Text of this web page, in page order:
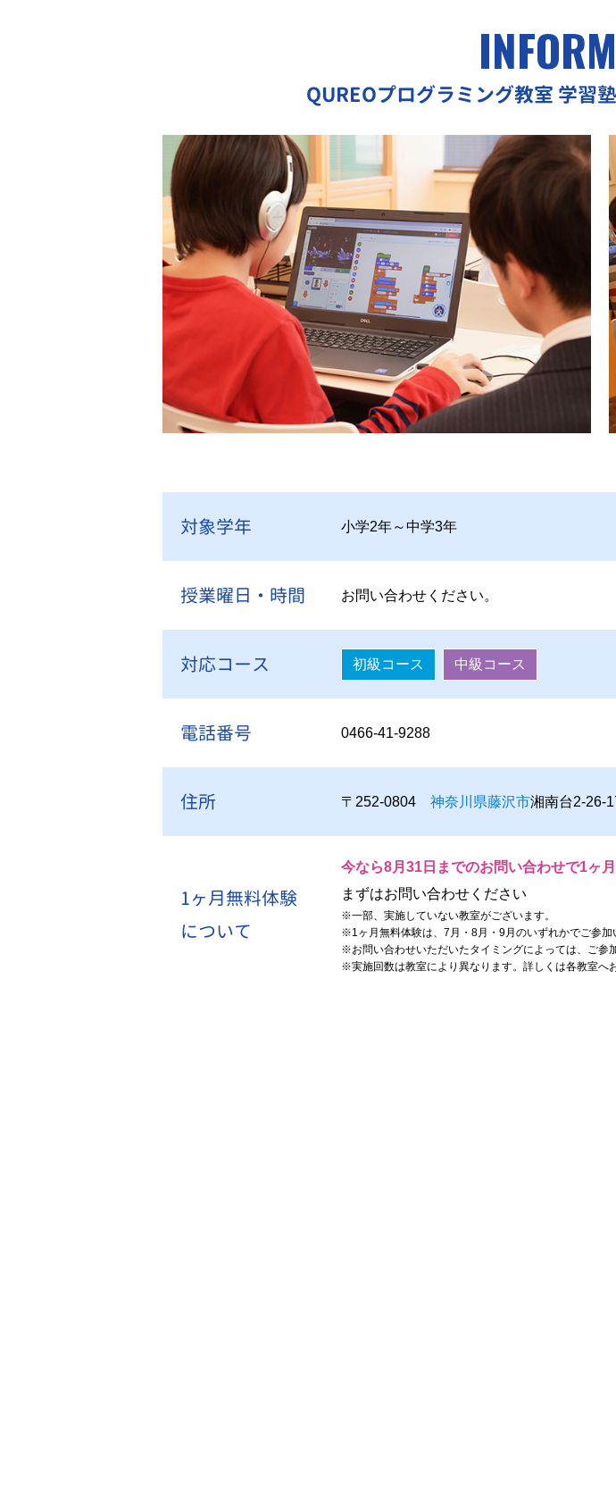
QUREOプログラミング教室 学習
対象学年 小学2年～中学3年
授業曜日・時間 お問い合わせください。
対応コース 初級コース 中級コース
電話番号 0466-41-9288
住所 〒252-0804 神奈川県藤沢市湘南台2-26-
1ヶ月無料体験
について
今なら8月31日までのお問い合わせで1ヶ
まずはお問い合わせください
※一部、実施していない教室がございます。
※1ヶ月無料体験は、7月・8月・9月のいずれかでご参加
※お問い合わせいただいたタイミングによっては、ご参
※実施回数は教室により異なります。詳しくは各教室へ